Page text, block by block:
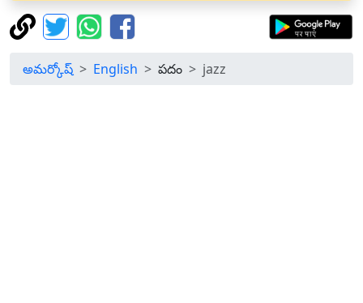
అమర్కోష్ English పదం jazz